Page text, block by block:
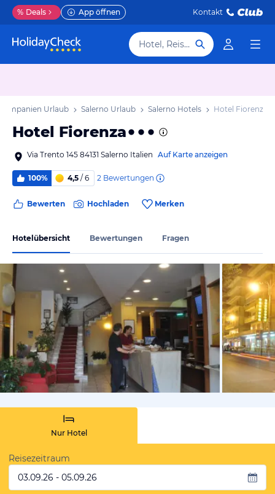
% Deals App öffnen Kontakt
Hotel, Reiseziel
Urlaub Salerno Urlaub Salerno Hotels Hotel Fiorenza
Hotel Fiorenza
Via Trento 145 84131 Salerno Italien Auf Karte anzeigen
100% 4,5 / 6 2 Bewertungen
Bewerten Hochladen Merken
Hotelübersicht Bewertungen Fragen
Nur Hotel
Reisezeitraum
03.09.26 - 05.09.26